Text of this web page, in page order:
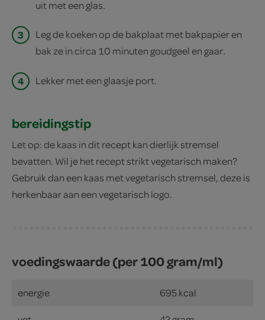
uit met een glas.
3
Leg de koeken op de bakplaat met bakpapier en
bak ze in circa 10 minuten goudgeel en gaar.
4 Lekker met een glaasje port.
bereidingstip
Let op: de kaas in dit recept kan dierlijk stremsel
bevatten. Wil je het recept strikt vegetarisch maken?
Gebruik dan een kaas met vegetarisch stremsel, deze is
herkenbaar aan een vegetarisch logo.
voedingswaarde (per 100 gram/ml)
energie 695 kcal